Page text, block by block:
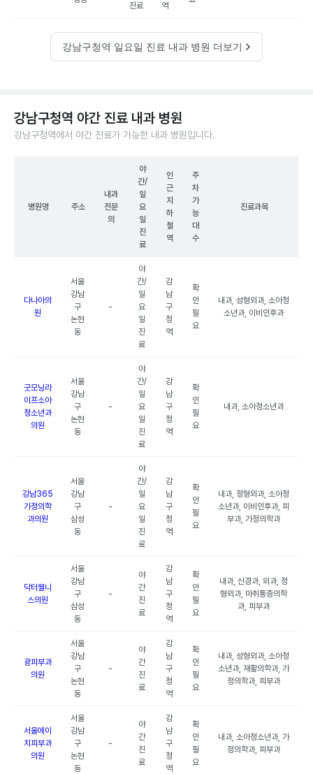
진료 역
강남구청역 일요일 진료 내과 병원 더보기
강남구청역 야간 진료 내과 병원
강남구청역에서 야간 진료가 가능한 내과 병원입니다.
병원명 주소
내과
전문
의
야
간/
일
요
일
진
료
인
근
지
하
철
역
주
차
가
능
대
수
진료과목
다나아의
원
서울
강남
구
논현
동
-
야
간/
일
요
일
진
료
강
남
구
청
역
확
인
필
요
내과, 성형외과, 소아청
소년과, 이비인후과
굿모닝라
이프소아
청소년과
의원
서울
강남
구
논현
동
-
야
간/
일
요
일
진
료
강
남
구
청
역
확
인
필
요
내과, 소아청소년과
강남365
가정의학
과의원
서울
강남
구
삼성
동
-
야
간/
일
요
일
진
료
강
남
구
청
역
확
인
필
요
내과, 정형외과, 소아청
소년과, 이비인후과, 피
부과, 가정의학과
닥터웰니
스의원
서울
강남
구
삼성
동
-
야
간
진
료
강
남
구
청
역
확
인
필
요
내과, 신경과, 외과, 정
형외과, 마취통증의학
과, 피부과
광피부과
의원
서울
강남
구
논현
동
-
야
간
진
료
강
남
구
청
역
확
인
필
요
내과, 성형외과, 소아청
소년과, 재활의학과, 가
정의학과, 피부과
서울에이
치피부과
의원
서울
강남
구
논현
동
-
야
간
진
료
강
남
구
청
역
확
인
필
요
내과, 소아청소년과, 가
정의학과, 피부과